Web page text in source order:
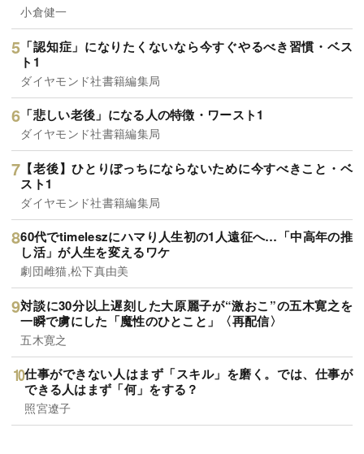
小倉健一
「認知症」になりたくないなら今すぐやるべき習慣・ベス
ト1
ダイヤモンド社書籍編集局
「悲しい老後」になる人の特徴・ワースト1
ダイヤモンド社書籍編集局
【老後】ひとりぼっちにならないために今すべきこと・ベ
スト1
ダイヤモンド社書籍編集局
60代でtimeleszにハマり人生初の1人遠征へ…「中高年の推
し活」が人生を変えるワケ
劇団雌猫,松下真由美
対談に30分以上遅刻した大原麗子が“激おこ”の五木寛之を
一瞬で虜にした「魔性のひとこと」〈再配信〉
五木寛之
仕事ができない人はまず「スキル」を磨く。では、仕事が
できる人はまず「何」をする？
照宮遼子